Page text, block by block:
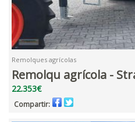
Remolques agrícolas
Remolqu agrícola -
22.353€
Compartir: